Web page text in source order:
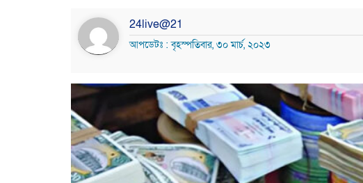
24live@21
আপডেটঃ : বৃহস্পতিবার, ৩০ মার্চ, ২০২৩